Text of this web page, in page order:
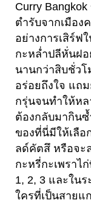
Curry
ตำรับจากเมือง
อย่างการเสิร์ฟ
กะหล่ำปลีหั่นฝ
นานกว่าสิบชั่วโ
อร่อยถึงใจ แถ
กรุ่นจนทำให้ห
ต้องกลับมากิน
ของที่นี่มีให้เลือ
ลด์คัตสึ หรือจะ
กะหรี่กะเพราไ
1, 2, 3 และในร
ใครที่เป็นสายแ